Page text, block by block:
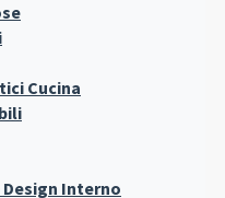
Cucina
Interno